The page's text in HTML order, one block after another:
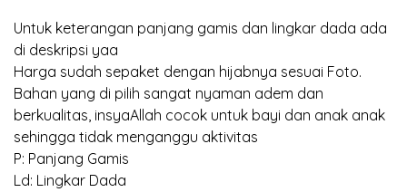
Untuk keterangan panjang gamis dan lingkar dada ada
di deskripsi yaa
Harga sudah sepaket dengan hijabnya sesuai Foto.
Bahan yang di pilih sangat nyaman adem dan
berkualitas, insyaAllah cocok untuk bayi dan anak anak
sehingga tidak menganggu aktivitas
P: Panjang Gamis
Ld: Lingkar Dada